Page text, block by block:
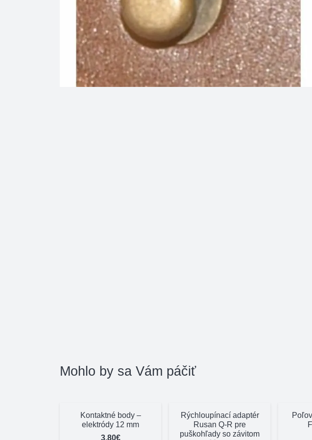
Mohlo by sa Vám páčiť
Kontaktné body –
elektródy 12 mm
3,80€
Rýchloupínací adaptér
Rusan Q-R pre
puškohľady so závitom